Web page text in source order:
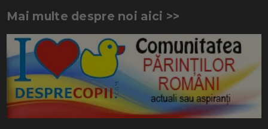
Mai multe despre noi aici >>